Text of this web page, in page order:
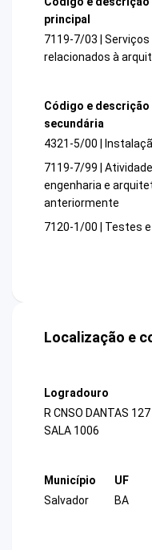
principal
7119-7/03 |
relacionados à
Código e
secundária
4321-5/00 |
7119-7/99 |
engenharia e
anteriormente
7120-1/00 | Testes
Localização e
Logradouro
R CNSO DANTAS 127
SALA 1006
Município
Salvador
UF
BA